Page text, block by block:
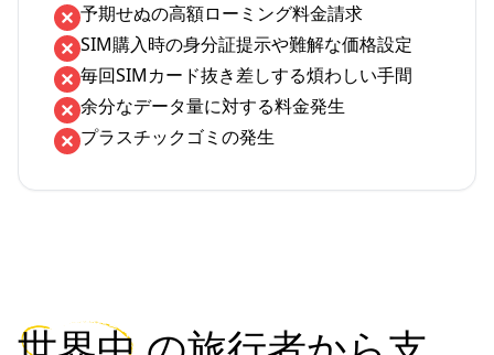
予期せぬの高額ローミング料金請求
SIM購入時の身分証提示や難解な価格設定
毎回SIMカード抜き差しする煩わしい手間
余分なデータ量に対する料金発生
プラスチックゴミの発生